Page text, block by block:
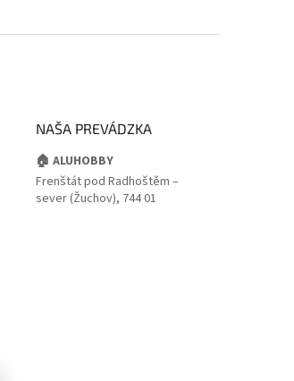
NAŠA PREVÁDZKA
🏠 ALUHOBBY
Frenštát pod Radhoštěm –
sever (Žuchov), 744 01